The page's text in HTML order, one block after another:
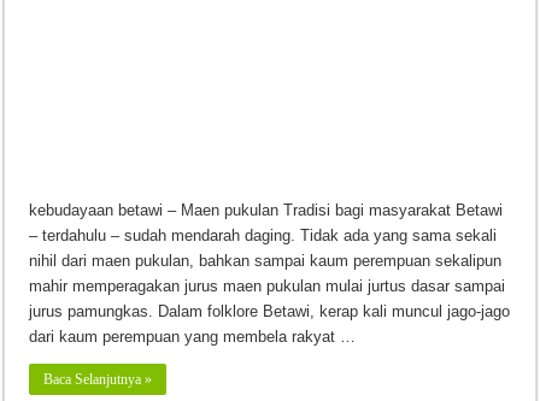
kebudayaan betawi – Maen pukulan Tradisi bagi masyarakat Betawi
– terdahulu – sudah mendarah daging. Tidak ada yang sama sekali
nihil dari maen pukulan, bahkan sampai kaum perempuan sekalipun
mahir memperagakan jurus maen pukulan mulai jurtus dasar sampai
jurus pamungkas. Dalam folklore Betawi, kerap kali muncul jago-jago
dari kaum perempuan yang membela rakyat …
Baca Selanjutnya »